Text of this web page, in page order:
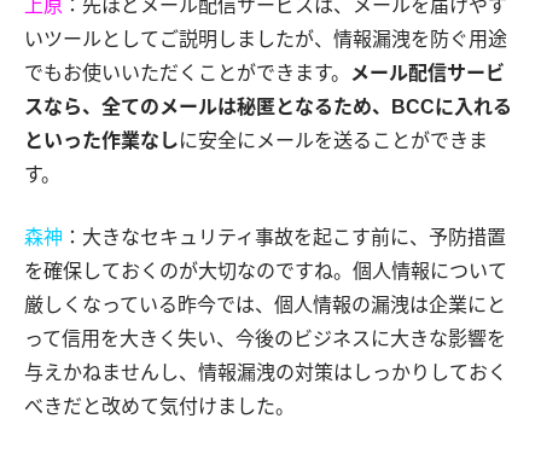
上原 ：先ほどメール配信サービスは、メールを届けやす
いツールとしてご説明しましたが、情報漏洩を防ぐ用途
でもお使いいただくことができます。
メール配信サービ
スなら、全てのメールは秘匿となるため、BCCに入れる
といった作業なしに安全にメールを送ることができま
す。
森神 ：大きなセキュリティ事故を起こす前に、予防措置
を確保しておくのが大切なのですね。個人情報について
厳しくなっている昨今では、個人情報の漏洩は企業にと
って信用を大きく失い、今後のビジネスに大きな影響を
与えかねませんし、情報漏洩の対策はしっかりしておく
べきだと改めて気付けました。